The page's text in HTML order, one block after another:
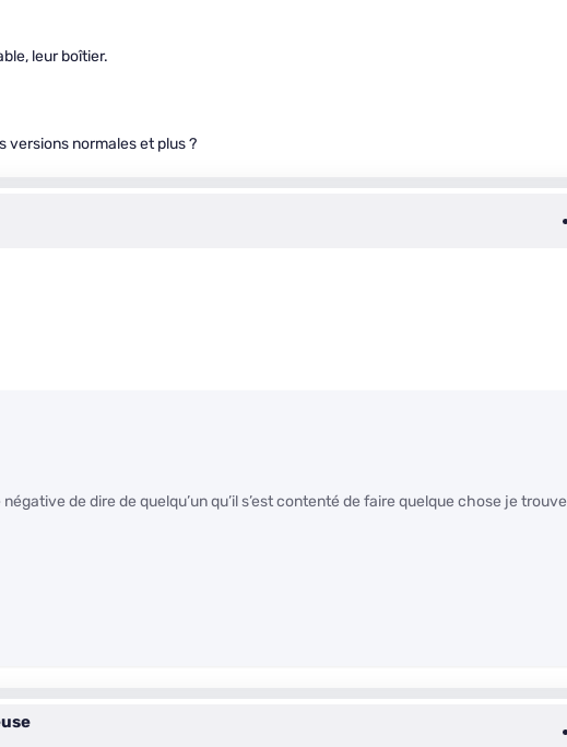
leur boîtier.
versions normales et plus ?
de dire de quelqu’un qu’il s’est contenté de faire quelque chose je trouve